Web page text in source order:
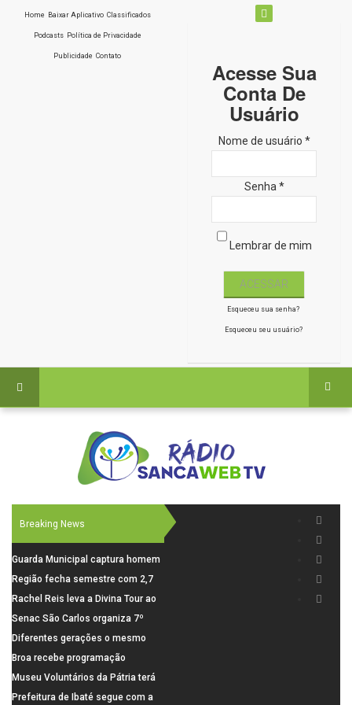
Home Baixar Aplicativo Classificados
Podcasts Política de Privacidade
Publicidade Contato
Acesse Sua
Conta De
Usuário
Nome de usuário *
Senha *
Lembrar de mim
Esqueceu sua senha?
Esqueceu seu usuário?
Breaking News
Guarda Municipal captura homem
procurado pela Justiça durante
patrulhamento em São Carlos
Região fecha semestre com 2,7
mil novosempregos e retoma
saldo positivo em junho
Rachel Reis leva a Divina Tour ao
interior de São Paulo com shows
inéditos em São Carlos e Jundiaí
Senac São Carlos organiza 7º
Fórum Internacional Senac de
Educadores com debates sobre
pensamento crítico, leitura e
diversidade
Diferentes gerações o mesmo
amor: pais do Saae contam como
a paternidade transformou suas
histórias
Broa recebe programação
esportiva com corrida, vela e
demonstração de paramotor
Museu Voluntários da Pátria terá
horário especial nesta segunda-
Prefeitura de Ibaté segue com a